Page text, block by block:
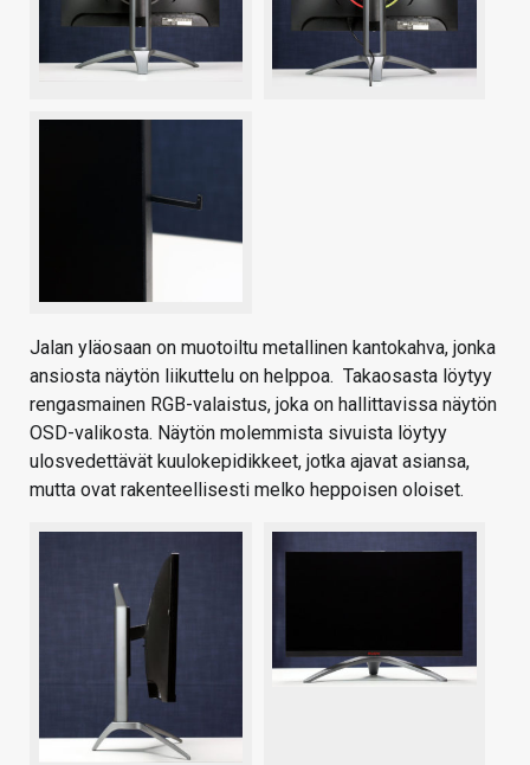
Jalan yläosaan on muotoiltu metallinen kantokahva, jonka
ansiosta näytön liikuttelu on helppoa. Takaosasta löytyy
rengasmainen RGB-valaistus, joka on hallittavissa näytön
OSD-valikosta. Näytön molemmista sivuista löytyy
ulosvedettävät kuulokepidikkeet, jotka ajavat asiansa,
mutta ovat rakenteellisesti melko heppoisen oloiset.